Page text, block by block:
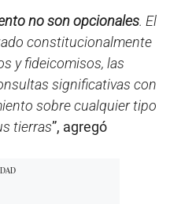
no son opcionales. El
constitucionalmente
y fideicomisos, las
significativas con
sobre cualquier tipo
tierras”, agregó